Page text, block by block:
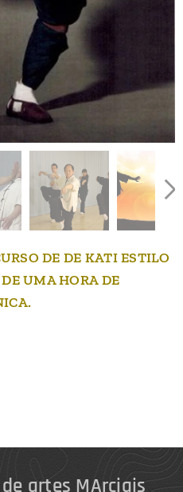
DE DE KATI ESTILO
UMA HORA DE
artes MArciais